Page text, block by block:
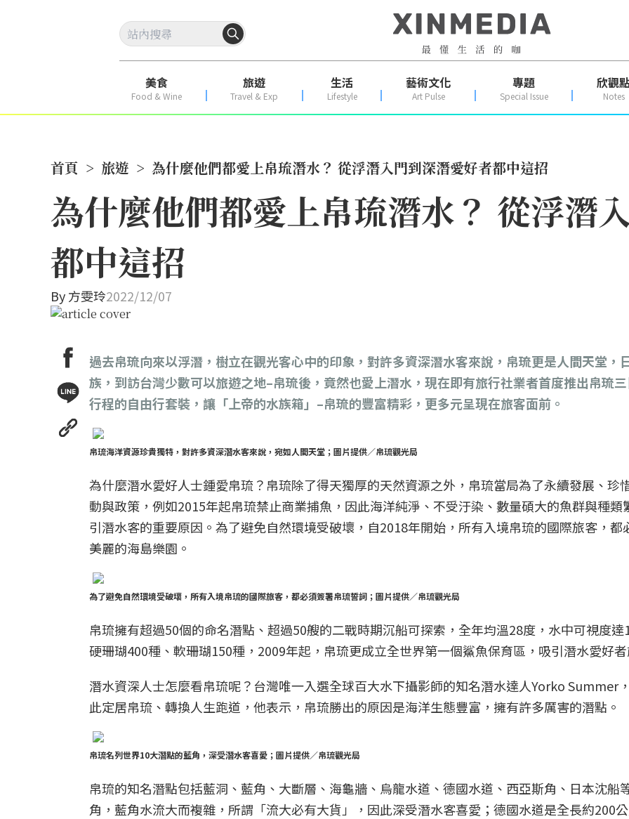
美食
Food & Wine
旅遊
Travel & Exp
生活
Lifestyle
藝術文化
Art Pulse
專題
Special Issue
欣觀
Notes
首頁 > 旅遊 > 為什麼他們都愛上帛琉潛水？ 從浮潛入門到深潛愛好者都中這招
為什麼他們都愛上帛琉潛水？ 從浮潛
都中這招
By方雯玲2022/12/07
過去帛琉向來以浮潛，樹立在觀光客心中的印象，對許多資深潛水客來說，帛琉更是人間天堂，
族，到訪台灣少數可以旅遊之地–帛琉後，竟然也愛上潛水，現在即有旅行社業者首度推出帛琉
行程的自由行套裝，讓「上帝的水族箱」–帛琉的豐富精彩，更多元呈現在旅客面前。
帛琉海洋資源珍貴獨特，對許多資深潛水客來說，宛如人間天堂；圖片提供／帛琉觀光局
為什麼潛水愛好人士鍾愛帛琉？帛琉除了得天獨厚的天然資源之外，帛琉當局為了永續發展、珍
動與政策，例如2015年起帛琉禁止商業捕魚，因此海洋純淨、不受汙染、數量碩大的魚群與種
引潛水客的重要原因。為了避免自然環境受破壞，自2018年開始，所有入境帛琉的國際旅客，
美麗的海島樂園。
為了避免自然環境受破壞，所有入境帛琉的國際旅客，都必須簽署帛琉誓詞；圖片提供／帛琉觀光局
帛琉擁有超過50個的命名潛點、超過50艘的二戰時期沉船可探索，全年均溫28度，水中可視度
硬珊瑚400種、軟珊瑚150種，2009年起，帛琉更成立全世界第一個鯊魚保育區，吸引潛水愛好
潛水資深人士怎麼看帛琉呢？台灣唯一入選全球百大水下攝影師的知名潛水達人Yorko Summer
此定居帛琉、轉換人生跑道，他表示，帛琉勝出的原因是海洋生態豐富，擁有許多厲害的潛點。
帛琉名列世界10大潛點的藍角，深受潛水客喜愛；圖片提供／帛琉觀光局
帛琉的知名潛點包括藍洞、藍角、大斷層、海龜牆、烏龍水道、德國水道、西亞斯角、日本沈船
角，藍角水流大而複雜，所謂「流大必有大貨」，因此深受潛水客喜愛；德國水道是全長約200